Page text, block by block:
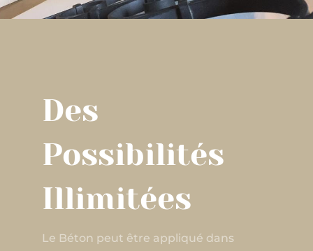
Des
Possibilités
Illimitées
Le Béton peut être appliqué dans